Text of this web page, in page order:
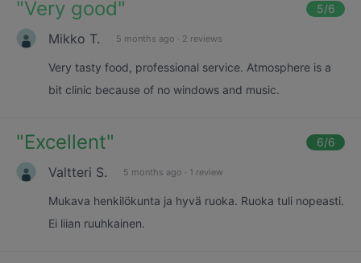
"Very good" 5/6
Mikko T. 5 months ago · 2 reviews
Very tasty food, professional service. Atmosphere is a
bit clinic because of no windows and music.
"Excellent" 6/6
Valtteri S. 5 months ago · 1 review
Mukava henkilökunta ja hyvä ruoka. Ruoka tuli nopeasti.
Ei liian ruuhkainen.